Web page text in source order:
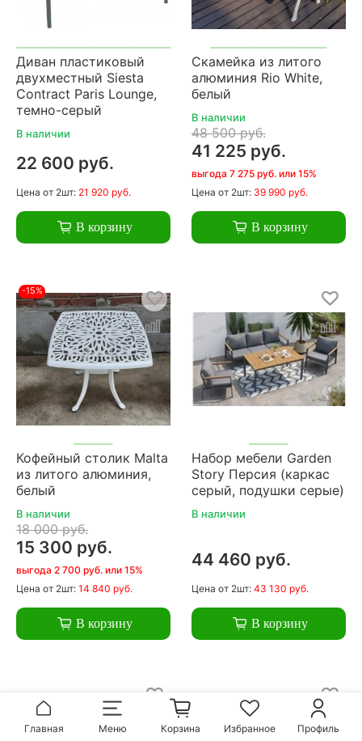
Диван пластиковый
двухместный Siesta
Contract Paris Lounge,
темно-серый
В наличии
22 600 руб.
Цена от 2шт: 21 920 руб.
В корзину
Скамейка из литого
алюминия Rio White,
белый
В наличии
48 500 руб.
41 225 руб.
выгода 7 275 руб. или 15%
Цена от 2шт: 39 990 руб.
В корзину
-15%
Кофейный столик Malta
из литого алюминия,
белый
В наличии
18 000 руб.
15 300 руб.
выгода 2 700 руб. или 15%
Цена от 2шт: 14 840 руб.
В корзину
Набор мебели Garden
Story Персия (каркас
серый, подушки серые)
В наличии
44 460 руб.
Цена от 2шт: 43 130 руб.
В корзину
Главная Меню Корзина Избранное Профиль